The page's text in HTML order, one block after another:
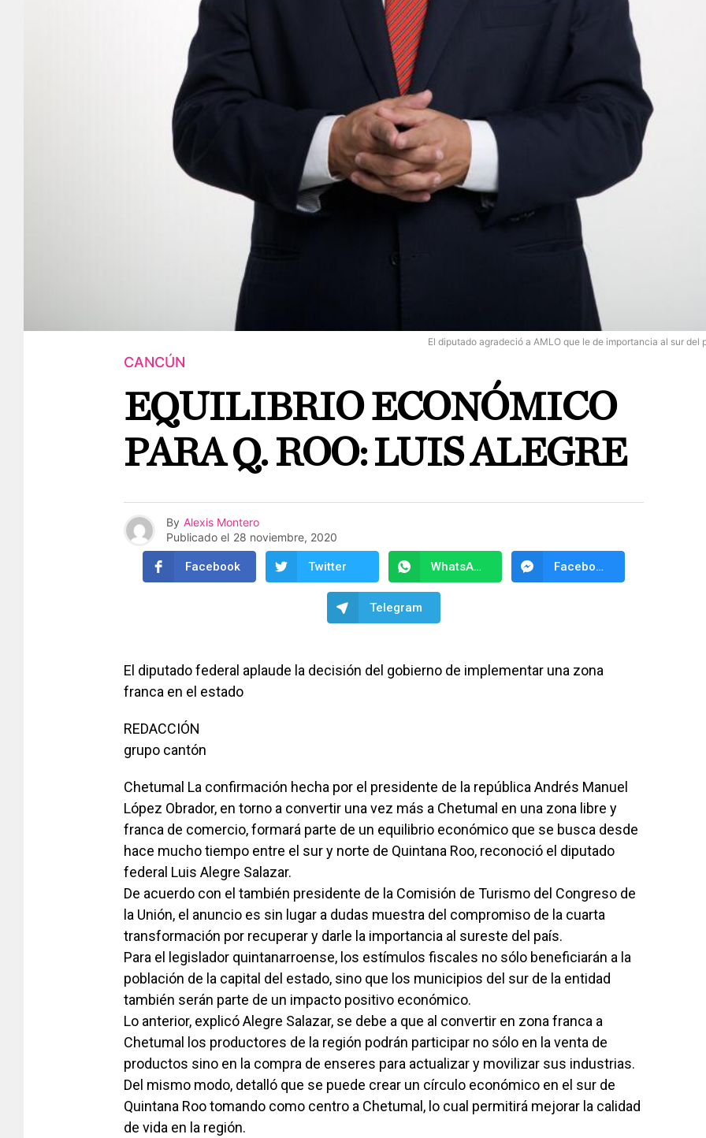
El diputado agradeció a AMLO que le de importancia al sur del
CANCÚN
EQUILIBRIO ECONÓMICO
PARA Q. ROO: LUIS ALEGRE
By Alexis Montero
Publicado el 28 noviembre, 2020
Facebook Twitter WhatsApp Facebook Messenger
Telegram
El diputado federal aplaude la decisión del gobierno de implementar una zona
franca en el estado
REDACCIÓN
grupo cantón
Chetumal La confirmación hecha por el presidente de la república Andrés Manuel
López Obrador, en torno a convertir una vez más a Chetumal en una zona libre y
franca de comercio, formará parte de un equilibrio económico que se busca desde
hace mucho tiempo entre el sur y norte de Quintana Roo, reconoció el diputado
federal Luis Alegre Salazar.
De acuerdo con el también presidente de la Comisión de Turismo del Congreso de
la Unión, el anuncio es sin lugar a dudas muestra del compromiso de la cuarta
transformación por recuperar y darle la importancia al sureste del país.
Para el legislador quintanarroense, los estímulos fiscales no sólo beneficiarán a la
población de la capital del estado, sino que los municipios del sur de la entidad
también serán parte de un impacto positivo económico.
Lo anterior, explicó Alegre Salazar, se debe a que al convertir en zona franca a
Chetumal los productores de la región podrán participar no sólo en la venta de
productos sino en la compra de enseres para actualizar y movilizar sus industrias.
Del mismo modo, detalló que se puede crear un círculo económico en el sur de
Quintana Roo tomando como centro a Chetumal, lo cual permitirá mejorar la calidad
de vida en la región.